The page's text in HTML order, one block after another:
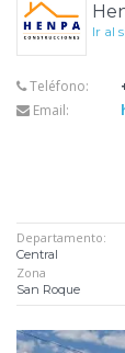
Ir al
Teléfono:
Email:
Departamento:
Central
Zona
San Roque